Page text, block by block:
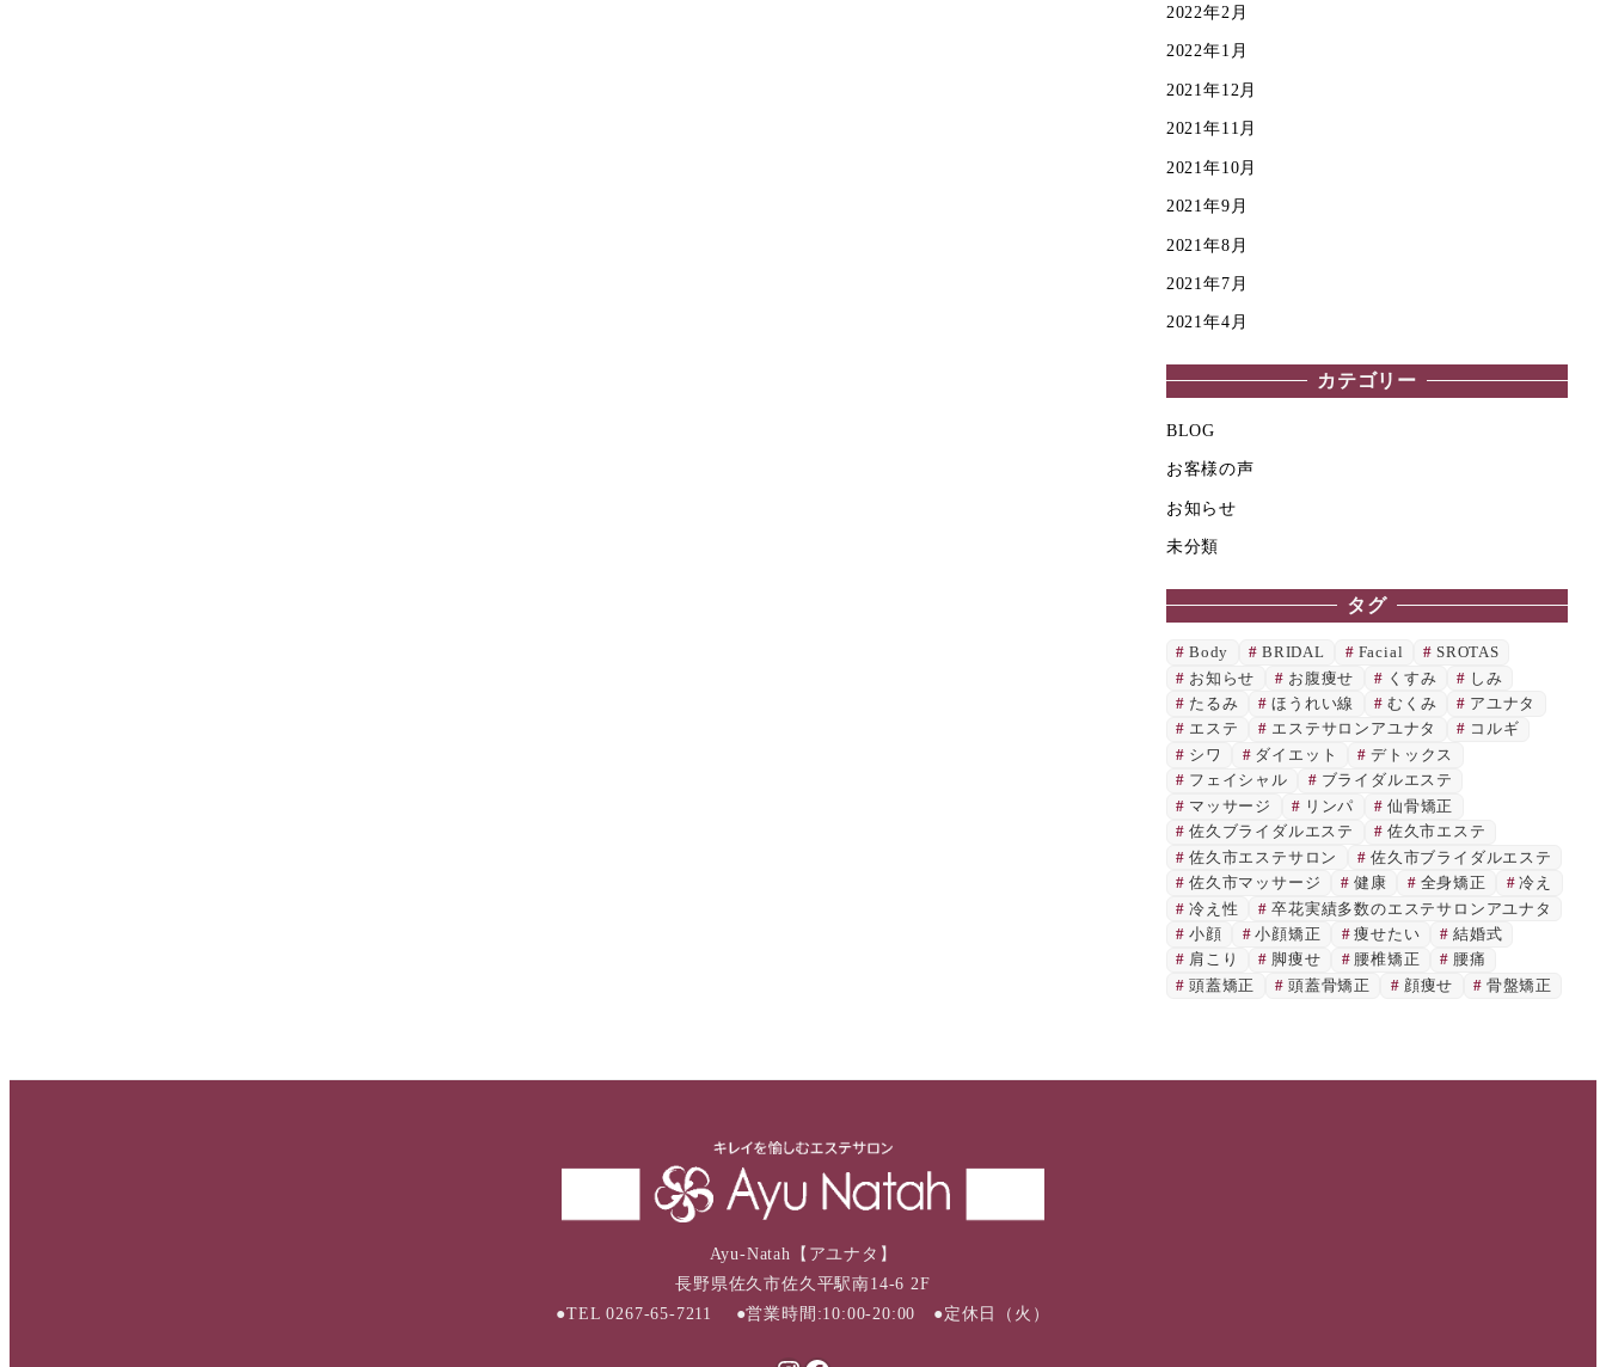
2022年2月
2022年1月
2021年12月
2021年11月
2021年10月
2021年9月
2021年8月
2021年7月
2021年4月
カテゴリー
BLOG
お客様の声
お知らせ
未分類
タグ
Body BRIDAL Facial
SROTAS
お知らせ
お腹痩せ くすみ
しみ
たるみ
ほうれい線 むくみ
アユナタ
エステ
エステサロンアユナタ
コルギ
シワ
ダイエット
デトックス
フェイシャル
ブライダルエステ
マッサージ
リンパ
仙骨矯正
佐久ブライダルエステ
佐久市エステ
佐久市エステサロン
佐久市ブライダルエステ
佐久市マッサージ
健康 全身矯正
冷え
冷え性
卒花実績多数のエステサロンアユナタ
小顔
小顔矯正 痩せたい
結婚式
肩こり
脚痩せ 腰椎矯正
腰痛
頭蓋矯正
頭蓋骨矯正 顔痩せ 骨盤矯正
Ayu-Natah【アユナタ】
長野県佐久市佐久平駅南14-6 2F
●TEL 0267-65-7211 ●営業時間:10:00-20:00 ●定休日（火）